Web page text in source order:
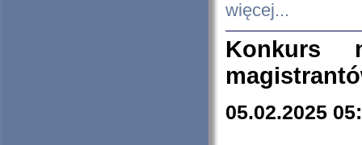
więcej...
Konkurs
05.02.2025